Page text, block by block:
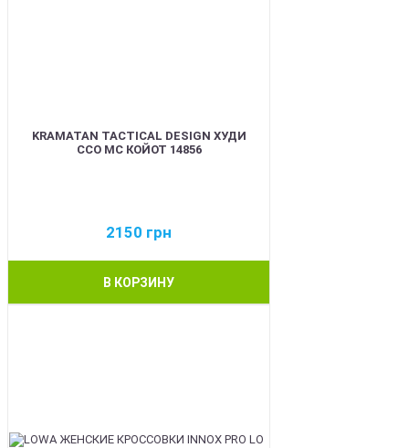
KRAMATAN TACTICAL DESIGN ХУДИ
ССО МС КОЙОТ 14856
2150 грн
В КОРЗИНУ